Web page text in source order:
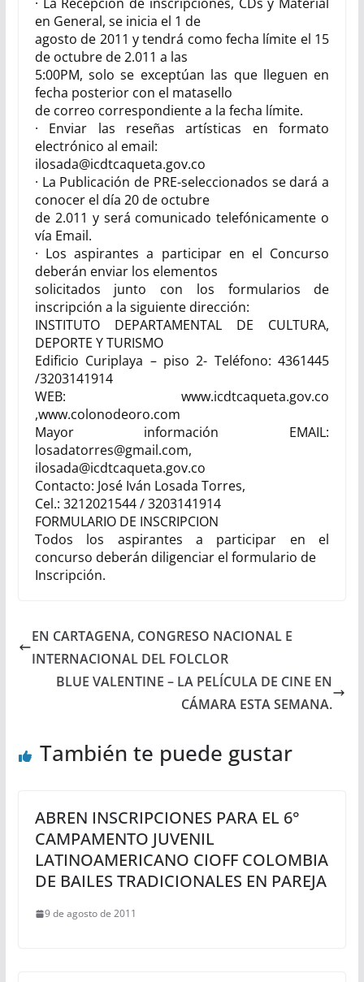
· La Recepción de inscripciones, CDs y Material
en General, se inicia el 1 de
agosto de 2011 y tendrá como fecha límite el 15
de octubre de 2.011 a las
5:00PM, solo se exceptúan las que lleguen en
fecha posterior con el matasello
de correo correspondiente a la fecha límite.
· Enviar las reseñas artísticas en formato
electrónico al email:
ilosada@icdtcaqueta.gov.co
· La Publicación de PRE-seleccionados se dará a
conocer el día 20 de octubre
de 2.011 y será comunicado telefónicamente o
vía Email.
· Los aspirantes a participar en el Concurso
deberán enviar los elementos
solicitados junto con los formularios de
inscripción a la siguiente dirección:
INSTITUTO DEPARTAMENTAL DE CULTURA,
DEPORTE Y TURISMO
Edificio Curiplaya – piso 2- Teléfono: 4361445
/3203141914
WEB: www.icdtcaqueta.gov.co
,www.colonodeoro.com
Mayor información EMAIL:
losadatorres@gmail.com,
ilosada@icdtcaqueta.gov.co
Contacto: José Iván Losada Torres,
Cel.: 3212021544 / 3203141914
FORMULARIO DE INSCRIPCION
Todos los aspirantes a participar en el
concurso deberán diligenciar el formulario de
Inscripción.
EN CARTAGENA, CONGRESO NACIONAL E
INTERNACIONAL DEL FOLCLOR
BLUE VALENTINE – LA PELÍCULA DE CINE EN
CÁMARA ESTA SEMANA.
También te puede gustar
ABREN INSCRIPCIONES PARA EL 6°
CAMPAMENTO JUVENIL
LATINOAMERICANO CIOFF COLOMBIA
DE BAILES TRADICIONALES EN PAREJA
9 de agosto de 2011